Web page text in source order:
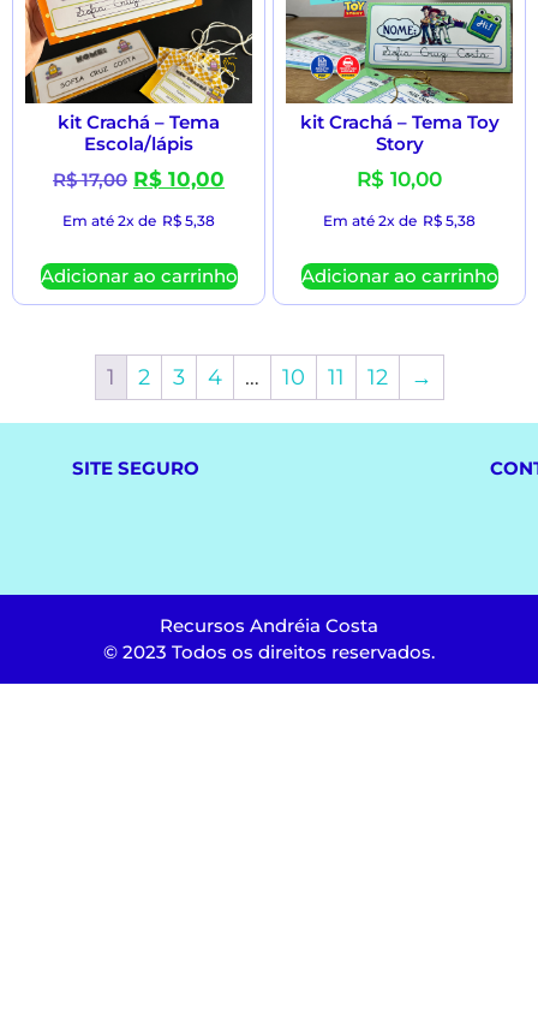
kit Crachá – Tema
Escola/lápis
R$17,00 R$ 10,00
Em até 2x de R$ 5,38
Adicionar ao carrinho
kit Crachá – Tema Toy
Story
R$ 10,00
Em até 2x de R$ 5,38
Adicionar ao carrinho
1 2 3 4 … 10 11 12 →
SITE SEGURO
Recursos Andréia Costa
© 2023 Todos os direitos reservados.